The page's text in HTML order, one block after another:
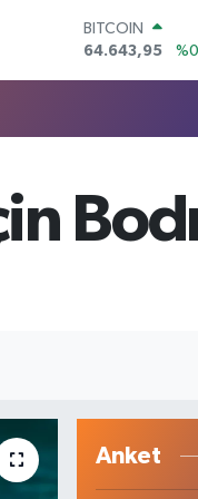
47,6006
EURO
6500.87
%0.12
BİST100
13.799
%70
Anket